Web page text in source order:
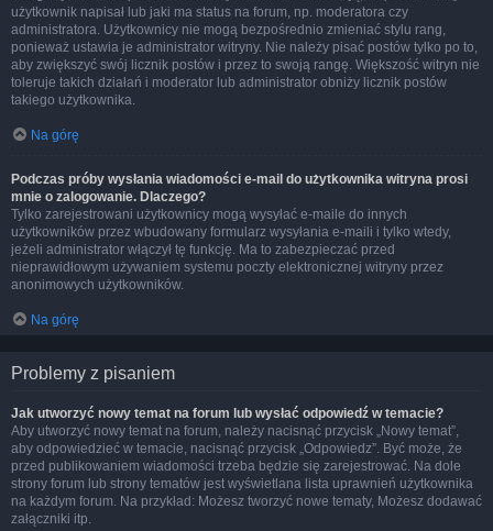
użytkownik napisał lub jaki ma status na forum, np. moderatora czy
administratora. Użytkownicy nie mogą bezpośrednio zmieniać stylu rang,
ponieważ ustawia je administrator witryny. Nie należy pisać postów tylko po to,
aby zwiększyć swój licznik postów i przez to swoją rangę. Większość witryn nie
toleruje takich działań i moderator lub administrator obniży licznik postów
takiego użytkownika.
Na górę
Podczas próby wysłania wiadomości e-mail do użytkownika witryna prosi
mnie o zalogowanie. Dlaczego?
Tylko zarejestrowani użytkownicy mogą wysyłać e-maile do innych
użytkowników przez wbudowany formularz wysyłania e-maili i tylko wtedy,
jeżeli administrator włączył tę funkcję. Ma to zabezpieczać przed
nieprawidłowym używaniem systemu poczty elektronicznej witryny przez
anonimowych użytkowników.
Na górę
Problemy z pisaniem
Jak utworzyć nowy temat na forum lub wysłać odpowiedź w temacie?
Aby utworzyć nowy temat na forum, należy nacisnąć przycisk „Nowy temat”,
aby odpowiedzieć w temacie, nacisnąć przycisk „Odpowiedz”. Być może, że
przed publikowaniem wiadomości trzeba będzie się zarejestrować. Na dole
strony forum lub strony tematów jest wyświetlana lista uprawnień użytkownika
na każdym forum. Na przykład: Możesz tworzyć nowe tematy, Możesz dodawać
załączniki itp.